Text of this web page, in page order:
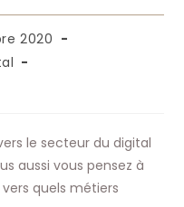
2020
le secteur du digital
aussi vous pensez à
quels métiers